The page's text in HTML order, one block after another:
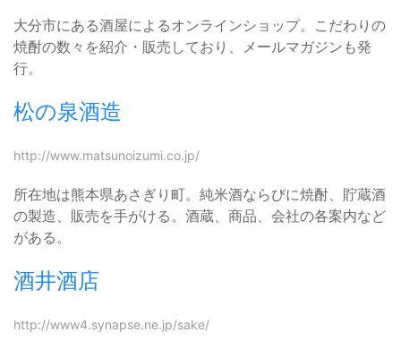
大分市にある酒屋によるオンラインショップ。こだわりの
焼酎の数々を紹介・販売しており、メールマガジンも発
行。
松の泉酒造
http://www.matsunoizumi.co.jp/
所在地は熊本県あさぎり町。純米酒ならびに焼酎、貯蔵酒
の製造、販売を手がける。酒蔵、商品、会社の各案内など
がある。
酒井酒店
http://www4.synapse.ne.jp/sake/